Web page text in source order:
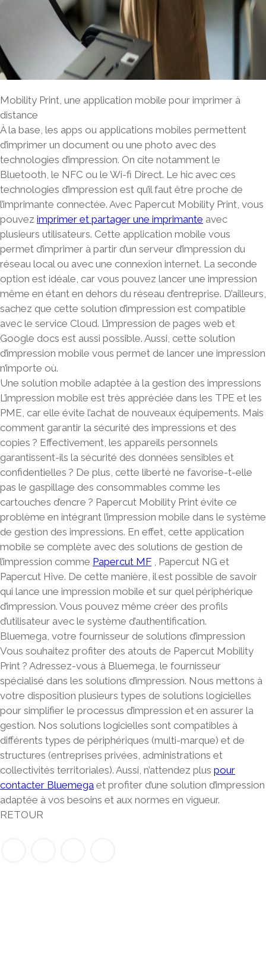
Mobility Print, une application mobile pour imprimer à
distance
À la base, les apps ou applications mobiles permettent
d’imprimer un document ou une photo avec des
technologies d’impression. On cite notamment le
Bluetooth, le NFC ou le Wi-fi Direct. Le hic avec ces
technologies d’impression est qu’il faut être proche de
l’imprimante connectée. Avec Papercut Mobility Print, vous
pouvez imprimer et partager une imprimante avec
plusieurs utilisateurs. Cette application mobile vous
permet d’imprimer à partir d’un serveur d’impression du
réseau local ou avec une connexion internet. La seconde
option est idéale, car vous pouvez lancer une impression
même en étant en dehors du réseau d’entreprise. D’ailleurs,
sachez que cette solution d’impression est compatible
avec le service Cloud. L’impression de pages web et
Google docs est aussi possible. Aussi, cette solution
d’impression mobile vous permet de lancer une impression
n’importe où.
Une solution mobile adaptée à la gestion des impressions
L’impression mobile est très appréciée dans les TPE et les
PME, car elle évite l’achat de nouveaux équipements. Mais
comment garantir la sécurité des impressions et des
copies ? Effectivement, les appareils personnels
garantissent-ils la sécurité des données sensibles et
confidentielles ? De plus, cette liberté ne favorise-t-elle
pas le gaspillage des consommables comme les
cartouches d’encre ? Papercut Mobility Print évite ce
problème en intégrant l’impression mobile dans le système
de gestion des impressions. En effet, cette application
mobile se complète avec des solutions de gestion de
l’impression comme Papercut MF , Papercut NG et
Papercut Hive. De cette manière, il est possible de savoir
qui lance une impression mobile et sur quel périphérique
d’impression. Vous pouvez même créer des profils
d’utilisateur avec le système d’authentification.
Bluemega, votre fournisseur de solutions d’impression
Vous souhaitez profiter des atouts de Papercut Mobility
Print ? Adressez-vous à Bluemega, le fournisseur
spécialisé dans les solutions d’impression. Nous mettons à
votre disposition plusieurs types de solutions logicielles
pour simplifier le processus d’impression et en assurer la
gestion. Nos solutions logicielles sont compatibles à
différents types de périphériques (multi-marque) et de
structures (entreprises privées, administrations et
collectivités territoriales). Aussi, n’attendez plus pour
contacter Bluemega et profiter d’une solution d’impression
adaptée à vos besoins et aux normes en vigueur.
RETOUR